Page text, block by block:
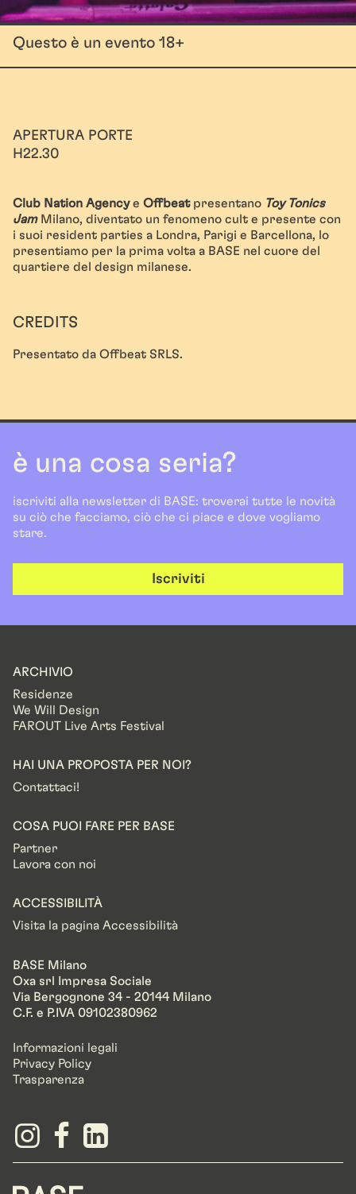
Questo è un evento 18+
Club Nation Agencye Offbeatpresentano Toy Tonics
JamMilano, diventato un fenomeno cult e presente con
i suoi resident parties a Londra, Parigi e Barcellona, lo
presentiamo per la prima volta a BASE nel cuore del
quartiere del design milanese.
CREDITS
Presentato da Offbeat SRLS.
APERTURA PORTE
H22.30
è una cosa seria?
iscriviti alla newsletter di BASE: troverai tutte le novità
su ciò che facciamo, ciò che ci piace e dove vogliamo
stare.
Iscriviti
ARCHIVIO
Residenze
We Will Design
FAROUT Live Arts Festival
HAI UNA PROPOSTA PER NOI?
Contattaci!
COSA PUOI FARE PER BASE
Partner
Lavora con noi
ACCESSIBILITÀ
Visita la pagina Accessibilità
BASE Milano
Oxa srl Impresa Sociale
Via Bergognone 34 - 20144 Milano
C.F. e P.IVA 09102380962
Informazioni legali
Privacy Policy
Trasparenza